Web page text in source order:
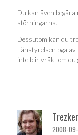
Du kan även
störningarna.
Dessutom kan du
Länstyrelsen pga
inte blir vräkt om du
Trezker
2008-